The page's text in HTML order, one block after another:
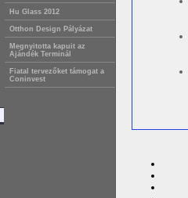
Hu Glass 2012
Otthon Design Pályázat
Megnyitotta kapuit az
Ajándék Terminál
Fiatal tervezőket támogat a
Coninvest